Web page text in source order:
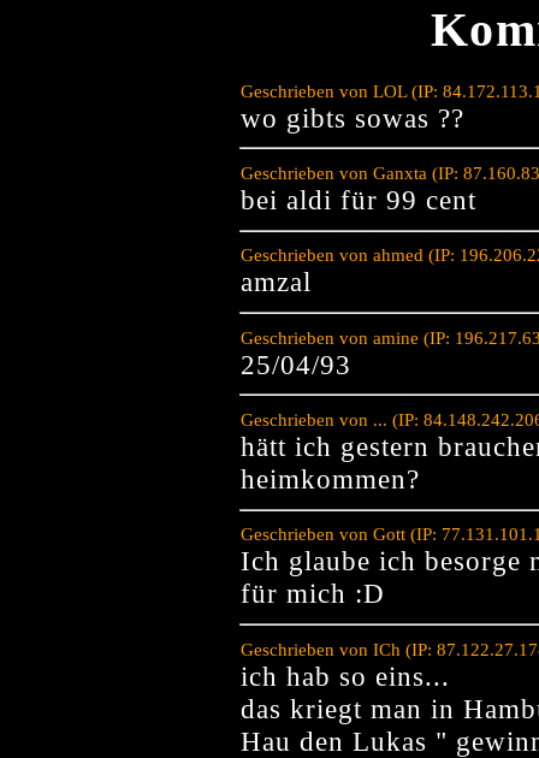
Geschrieben von LOL (IP:
wo gibts sowas ??
Geschrieben von Ganxta (IP:
bei aldi für 99 cent
Geschrieben von ahmed (IP:
amzal
Geschrieben von amine (IP:
25/04/93
Geschrieben von ... (IP:
hätt ich gestern
heimkommen?
Geschrieben von Gott (IP:
Ich glaube ich besorge
für mich :D
Geschrieben von ICh (IP:
ich hab so eins...
das kriegt man in
Hau den Lukas "